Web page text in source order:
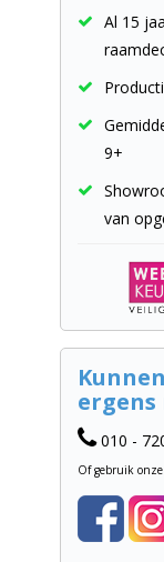
Al 15
9+
van
ergens
010 -
Of gebruik